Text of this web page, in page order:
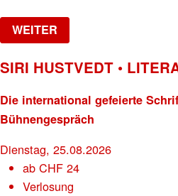
WEITER
SIRI HUSTVEDT •
Die international gefeierte
Bühnengespräch
Dienstag, 25.08.2026
abCHF 24
Verlosung